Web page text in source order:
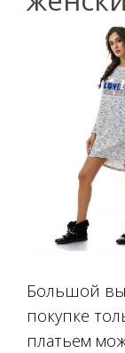
Большой
покупке
платьем